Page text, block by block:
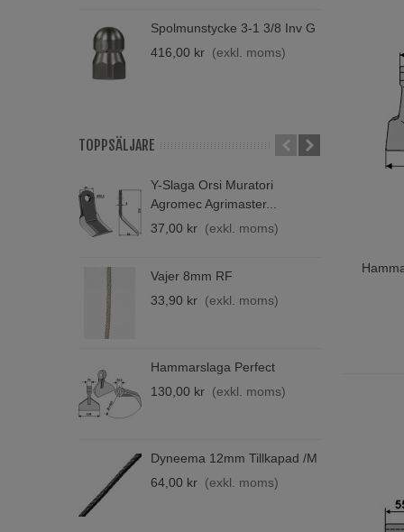
Spolmunstycke 3-1 3/8 Inv G
416,00 kr (exkl. moms)
TOPPSÄLJARE
Y-Slaga Orsi Muratori
Agromec Agrimaster...
37,00 kr (exkl. moms)
Vajer 8mm RF
33,90 kr (exkl. moms)
Hammarslaga Perfect
130,00 kr (exkl. moms)
Dyneema 12mm Tillkapad /m
64,00 kr (exkl. moms)
Lägg